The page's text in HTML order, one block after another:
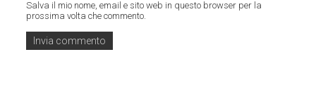
Salva il mio nome, email e sito web in questo browser per la
prossima volta che commento.